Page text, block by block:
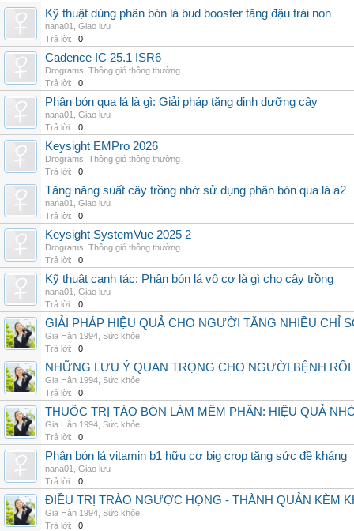
Kỹ thuật dùng phân bón lá bud booster tăng đậu trái non
nana01
Giao lưu
Trả lời:
0
Cadence IC 25.1 ISR6
Drograms Thông gió thông thường
Trả lời:
0
Phân bón qua lá là gì: Giải pháp tăng dinh dưỡng cây
nana01
Giao lưu
Trả lời:
0
Keysight EMPro 2026
Drograms Thông gió thông thường
Trả lời:
0
Tăng năng suất cây trồng nhờ sử dụng phân bón qua lá a2
nana01
Giao lưu
Trả lời:
0
Keysight SystemVue 2025 2
Drograms Thông gió thông thường
Trả lời:
0
Kỹ thuật canh tác: Phân bón lá vô cơ là gì cho cây trồng
nana01
Giao lưu
Trả lời:
0
GIẢI PHÁP HIỆU QUẢ CHO NGƯỜI TĂNG NHIỀU CHỈ
Gia Hân 1994 Sức khỏe
Trả lời:
0
NHỮNG LƯU Ý QUAN TRỌNG CHO NGƯỜI BỆNH
Gia Hân 1994 Sức khỏe
Trả lời:
0
THUỐC TRỊ TÁO BÓN LÀM MỀM PHÂN: HIỆU QUẢ
Gia Hân 1994 Sức khỏe
Trả lời:
0
Phân bón lá vitamin b1 hữu cơ big crop tăng sức đề kháng
nana01
Giao lưu
Trả lời:
0
ĐIỀU TRỊ TRÀO NGƯỢC HỌNG - THÀNH QUẢN KÈM
Gia Hân 1994 Sức khỏe
Trả lời:
0